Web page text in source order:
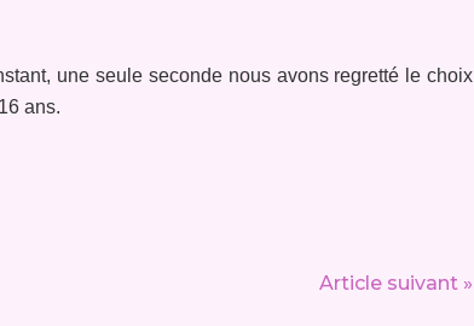
une seule seconde nous avons regretté le choix
ans.
Article suivant »